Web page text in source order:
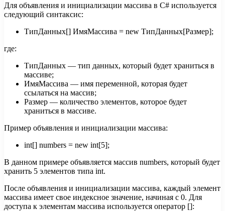
Для объявления и инициализации массива в C# используется
следующий синтаксис:
ТипДанных[] ИмяМассива = new ТипДанных[Размер];
где:
ТипДанных — тип данных, который будет храниться в
массиве;
ИмяМассива — имя переменной, которая будет
ссылаться на массив;
Размер — количество элементов, которое будет
храниться в массиве.
Пример объявления и инициализации массива:
int[] numbers = new int[5];
В данном примере объявляется массив numbers, который будет
хранить 5 элементов типа int.
После объявления и инициализации массива, каждый элемент
массива имеет свое индексное значение, начиная с 0. Для
доступа к элементам массива используется оператор []: